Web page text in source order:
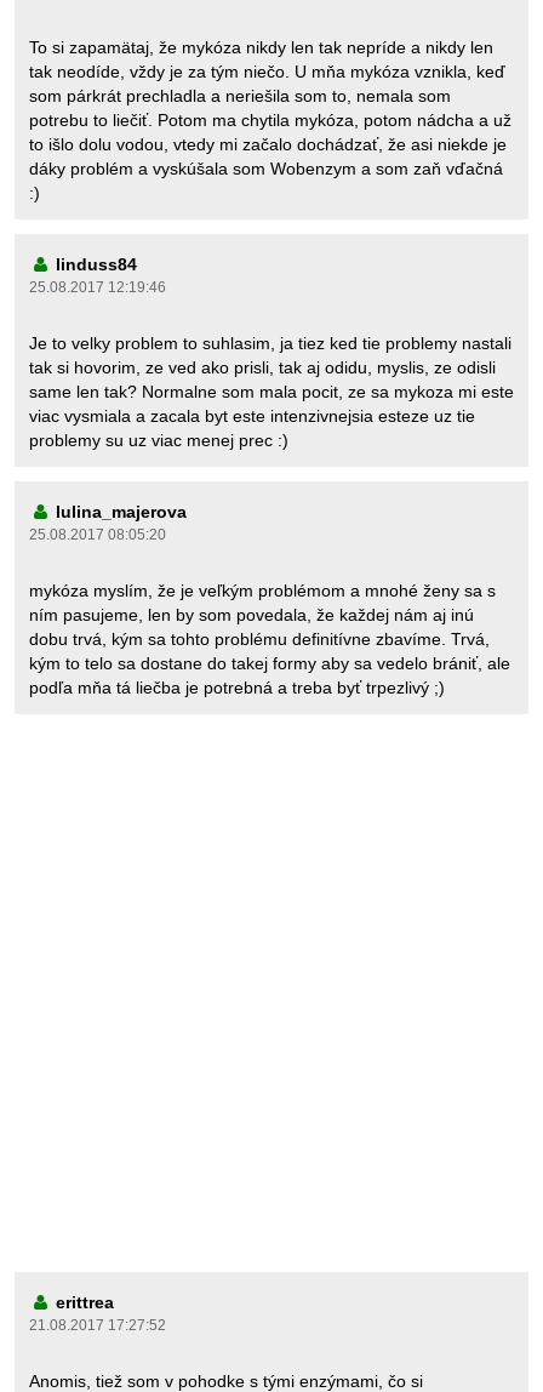
To si zapamätaj, že mykóza nikdy len tak nepríde a nikdy len
tak neodíde, vždy je za tým niečo. U mňa mykóza vznikla, keď
som párkrát prechladla a neriešila som to, nemala som
potrebu to liečiť. Potom ma chytila mykóza, potom nádcha a už
to išlo dolu vodou, vtedy mi začalo dochádzať, že asi niekde je
dáky problém a vyskúšala som Wobenzym a som zaň vďačná
:)
linduss84
25.08.2017 12:19:46
Je to velky problem to suhlasim, ja tiez ked tie problemy nastali
tak si hovorim, ze ved ako prisli, tak aj odidu, myslis, ze odisli
same len tak? Normalne som mala pocit, ze sa mykoza mi este
viac vysmiala a zacala byt este intenzivnejsia esteze uz tie
problemy su uz viac menej prec :)
lulina_majerova
25.08.2017 08:05:20
mykóza myslím, že je veľkým problémom a mnohé ženy sa s
ním pasujeme, len by som povedala, že každej nám aj inú
dobu trvá, kým sa tohto problému definitívne zbavíme. Trvá,
kým to telo sa dostane do takej formy aby sa vedelo brániť, ale
podľa mňa tá liečba je potrebná a treba byť trpezlivý ;)
erittrea
21.08.2017 17:27:52
Anomis, tiež som v pohodke s tými enzýmami, čo si